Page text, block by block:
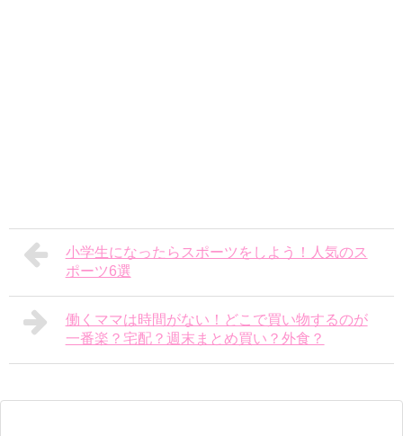
小学生になったらスポーツをしよう！人気のス
ポーツ6選
働くママは時間がない！どこで買い物するのが
一番楽？宅配？週末まとめ買い？外食？